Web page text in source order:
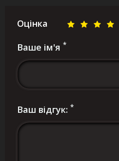
Оцінка
Ваше ім'я *
Ваш відгук: *